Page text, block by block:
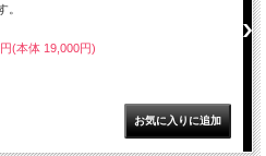
。
(本体 19,000円)